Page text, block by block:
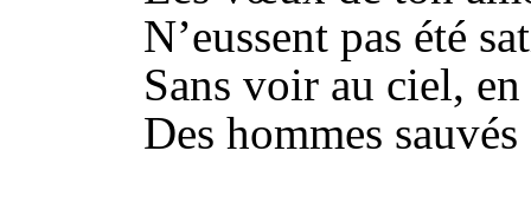
N’eussent pas été
Sans voir au ciel, en
Des hommes